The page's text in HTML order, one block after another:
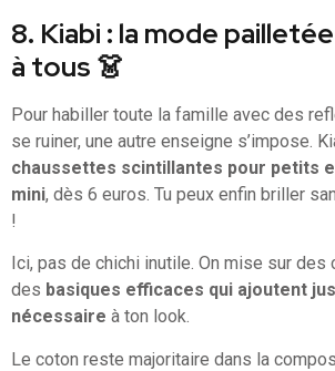
8. Kiabi : la mode
à tous 👗
Pour habiller toute la famille avec des
se ruiner, une autre enseigne s’impose.
chaussettes scintillantes pour petits
mini, dès 6 euros. Tu peux enfin briller
!
Ici, pas de chichi inutile. On mise sur
des basiques efficaces qui ajoutent
nécessaire à ton look.
Le coton reste majoritaire dans la